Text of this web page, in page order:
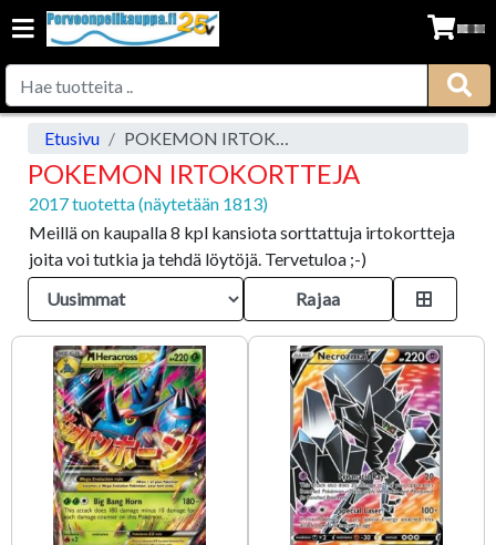
Etusivu POKEMON IRTOKORTTEJA
POKEMON IRTOKORTTEJA
2017 tuotetta (näytetään 1813)
Meillä on kaupalla 8 kpl kansiota sorttattuja irtokortteja
joita voi tutkia ja tehdä löytöjä. Tervetuloa ;-)
Rajaa